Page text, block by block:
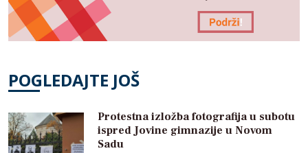
POGLEDAJTE JOŠ
Protestna izložba fotografija u subotu
ispred Jovine gimnazije u Novom
Sadu